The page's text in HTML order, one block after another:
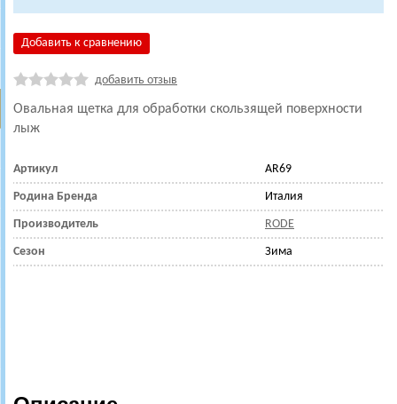
Добавить к сравнению
добавить отзыв
Овальная щетка для обработки скользящей поверхности
лыж
Артикул AR69
Родина Бренда Италия
Производитель RODE
Сезон Зима